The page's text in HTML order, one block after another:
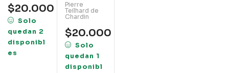
$20.000
Solo
quedan 2
disponibl
es
Pierre
Teilhard de
Chardin
$20.000
Solo
quedan 1
disponibl